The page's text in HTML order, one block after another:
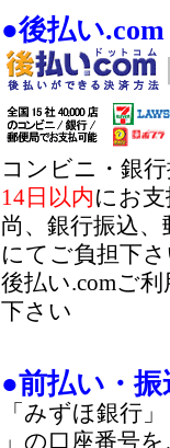
●後払い.com
コンビニ・銀
14日以内にお
尚、銀行振込
にてご負担下
後払い.comご
下さい
●前払い・振
「みずほ銀行
」の口座番号